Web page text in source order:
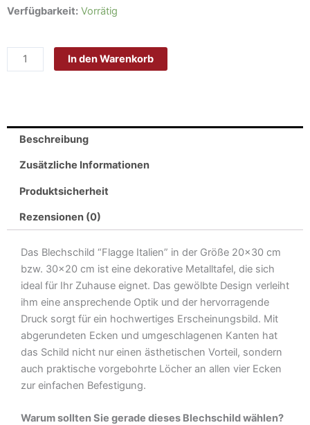
Verfügbarkeit: Vorrätig
Schild
-
Flagge
Italien
Metall
Deko
Blechschild
In den Warenkorb
Beschreibung
Zusätzliche Informationen
Produktsicherheit
Rezensionen (0)
Das Blechschild “Flagge Italien” in der Größe 20×30 cm
bzw. 30×20 cm ist eine dekorative Metalltafel, die sich
ideal für Ihr Zuhause eignet. Das gewölbte Design verleiht
ihm eine ansprechende Optik und der hervorragende
Druck sorgt für ein hochwertiges Erscheinungsbild. Mit
abgerundeten Ecken und umgeschlagenen Kanten hat
das Schild nicht nur einen ästhetischen Vorteil, sondern
auch praktische vorgebohrte Löcher an allen vier Ecken
zur einfachen Befestigung.
Warum sollten Sie gerade dieses Blechschild wählen?